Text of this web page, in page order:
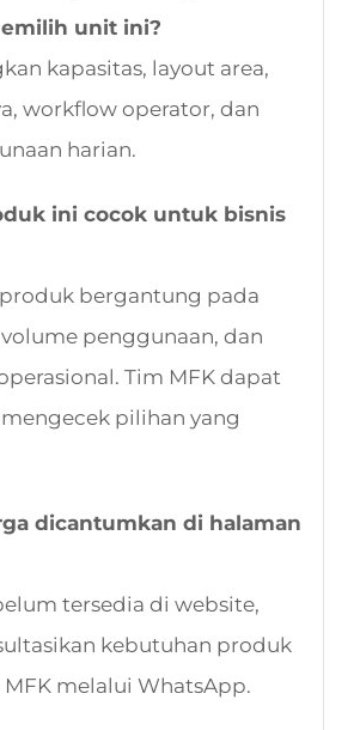
unit ini?
kapasitas, layout area,
workflow operator, dan
harian.
ini cocok untuk bisnis
produk bergantung pada
volume penggunaan, dan
Tim MFK dapat
pilihan yang
dicantumkan di halaman
tersedia di website,
kebutuhan produk
melalui WhatsApp.